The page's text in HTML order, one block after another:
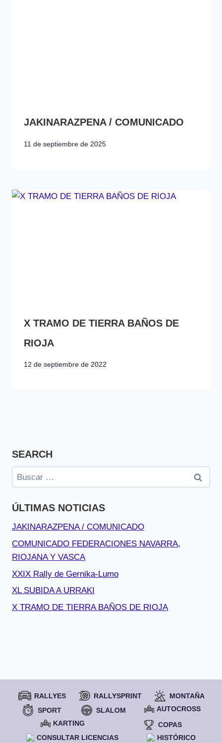
JAKINARAZPENA / COMUNICADO
11 de septiembre de 2025
X TRAMO DE TIERRA BAÑOS DE
RIOJA
12 de septiembre de 2022
SEARCH
Buscar:
ÚLTIMAS NOTICIAS
JAKINARAZPENA / COMUNICADO
COMUNICADO FEDERACIONES NAVARRA,
RIOJANA Y VASCA
XXIX Rally de Gernika-Lumo
XL SUBIDA A URRAKI
X TRAMO DE TIERRA BAÑOS DE RIOJA
RALLYES RALLYSPRINT
MONTAÑA
SPORT
SLALOM
AUTOCROSS
KARTING
COPAS
CONSULTAR LICENCIAS
HISTÓRICO